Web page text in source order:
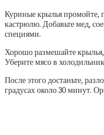
Куриные крылья промойте,
кастрюлю. Добавьте мед,
специями.
Хорошо размешайте
Уберите мясо в
После этого достаньте,
градусах около 30 минут.